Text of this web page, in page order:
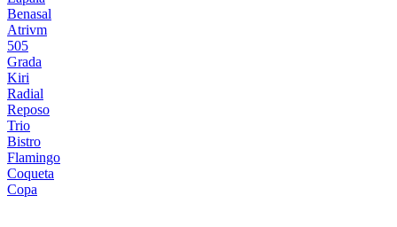
Benasal
Atrivm
505
Grada
Kiri
Radial
Reposo
Trio
Bistro
Flamingo
Coqueta
Copa